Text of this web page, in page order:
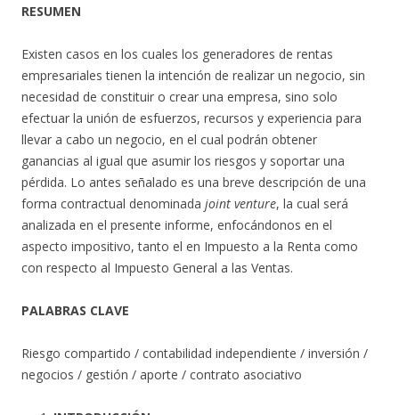
RESUMEN
Existen casos en los cuales los generadores de rentas
empresariales tienen la intención de realizar un negocio, sin
necesidad de constituir o crear una empresa, sino solo
efectuar la unión de esfuerzos, recursos y experiencia para
llevar a cabo un negocio, en el cual podrán obtener
ganancias al igual que asumir los riesgos y soportar una
pérdida. Lo antes señalado es una breve descripción de una
forma contractual denominada joint venture, la cual será
analizada en el presente informe, enfocándonos en el
aspecto impositivo, tanto el en Impuesto a la Renta como
con respecto al Impuesto General a las Ventas.
PALABRAS CLAVE
Riesgo compartido / contabilidad independiente / inversión /
negocios / gestión / aporte / contrato asociativo